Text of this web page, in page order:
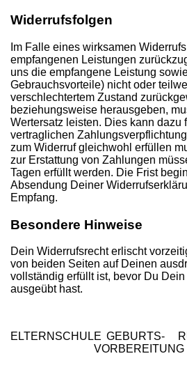
Widerrufsfolgen
Im Falle eines wirksamen
empfangenen Leistungen
uns die empfangene Leistung
Gebrauchsvorteile) nicht oder
verschlechtertem Zustand
beziehungsweise herausgeben,
Wertersatz leisten. Dies kann dazu
vertraglichen
zum Widerruf gleichwohl erfüllen
zur Erstattung von Zahlungen
Tagen erfüllt werden. Die Frist
Absendung Deiner
Empfang.
Besondere Hinweise
Dein Widerrufsrecht erlischt
von beiden Seiten auf Deinen
vollständig erfüllt ist, bevor Du
ausgeübt hast.
ELTERNSCHULE GEBURTS-
VORBEREITUNG